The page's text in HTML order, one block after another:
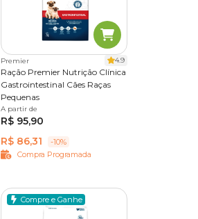
Premier 4.9
Ração Premier Nutrição Clínica
Gastrointestinal Cães Raças
Pequenas
2 kg 10,1 kg
A partir de
R$ 95,90
R$ 86,31
-10%
Compra Programada
Compre e Ganhe